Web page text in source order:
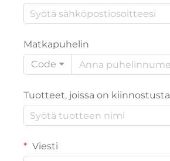
Matkapuhelin
Code
Tuotteet, joissa on kiinnostusta
Viesti